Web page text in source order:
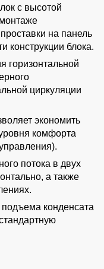
с высотой
на панель
конструкции блока.
горизонтальной
циркуляции
экономить
комфорта
потока в двух
а также
конденсата